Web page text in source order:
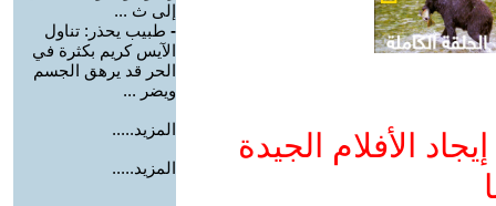
الأفلام الجيدة
إلى ث ...
- طبيب يحذر: تناول
الآيس كريم بكثرة في
الحر قد يرهق الجسم
ويضر ...
المزيد.....
المزيد.....